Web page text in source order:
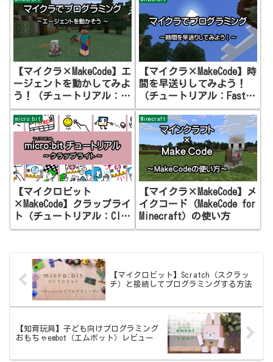
【マイクラ×MakeCode】エ
ージェントを動かしてみよ
う！（チュートリアル：
Agent Moves）
【マイクラ×MakeCode】時
間を早送りしてみよう！
（チュートリアル：Fast
Forward）
micro:bit
【マイクロビット
×MakeCode】クラップライ
ト（チュートリアル：Clap
Lights）
Minecraft
【マイクラ×MakeCode】メ
イクコード（MakeCode for
Minecraft）の使い方
【マイクロビット】Scratch（スクラッ
チ）と接続してプログラミングする方法
【知育玩具】子ども向けプログラミング
おもちゃembot（エムボット）レビュー